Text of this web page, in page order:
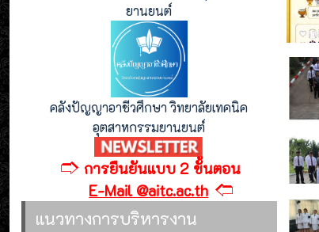
ยานยนต์
คลังปัญญาอาชีวศึกษา วิทยาลัยเทคนิค
อุตสาหกรรมยานยนต์
🢣 การยืนยันแบบ 2 ขั้นตอน
E-Mail @aitc.ac.th 🢢
แนวทางการบริหารงาน